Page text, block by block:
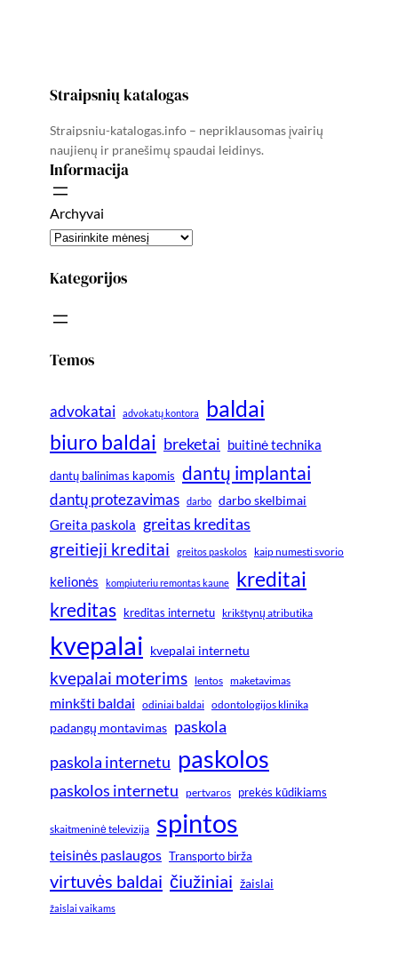
Straipsnių katalogas
Straipsniu-katalogas.info – nepriklausomas įvairių
naujienų ir pranešimų spaudai leidinys.
Informacija
Archyvai
Kategorijos
Temos
advokatai advokatų kontora baldai
biuro baldai breketai buitinė technika
dantų balinimas kapomis dantų implantai
dantų protezavimas darbo darbo skelbimai
Greita paskola greitas kreditas
greitieji kreditai greitos paskolos kaip numesti svorio
kelionės kompiuteriu remontas kaune kreditai
kreditas kreditas internetu krikštynų atributika
kvepalai kvepalai internetu
kvepalai moterims lentos maketavimas
minkšti baldai odiniai baldai odontologijos klinika
padangų montavimas paskola
paskola internetu paskolos
paskolos internetu pertvaros prekės kūdikiams
skaitmeninė televizija spintos
teisinės paslaugos Transporto birža
virtuvės baldai čiužiniai žaislai
žaislai vaikams